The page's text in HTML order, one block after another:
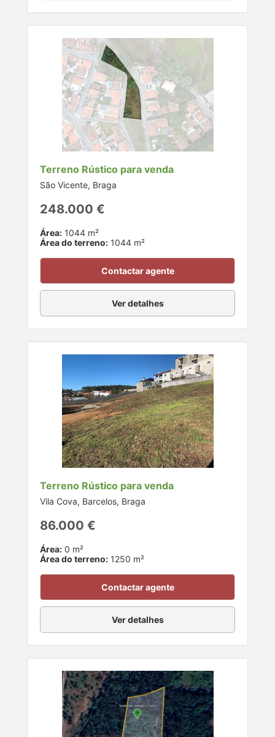
Terreno Rústico para venda
São Vicente, Braga
248.000 €
Área: 1044 m²
Área do terreno: 1044 m²
Contactar agente
Ver detalhes
Terreno Rústico para venda
Vila Cova, Barcelos, Braga
86.000 €
Área: 0 m²
Área do terreno: 1250 m²
Contactar agente
Ver detalhes